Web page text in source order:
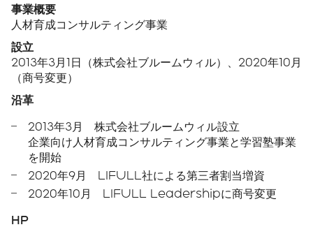
事業概要
人材育成コンサルティング事業
設立
2013年3月1日（株式会社ブルームウィル）、2020年10月
（商号変更）
沿革
2013年3月 株式会社ブルームウィル設立
企業向け人材育成コンサルティング事業と学習塾事業
を開始
2020年9月 LIFULL社による第三者割当増資
2020年10月 LIFULL Leadershipに商号変更
HP